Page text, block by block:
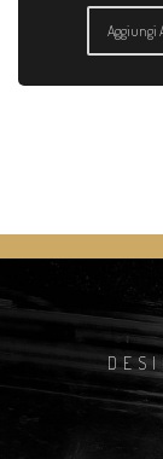
Aggiungi